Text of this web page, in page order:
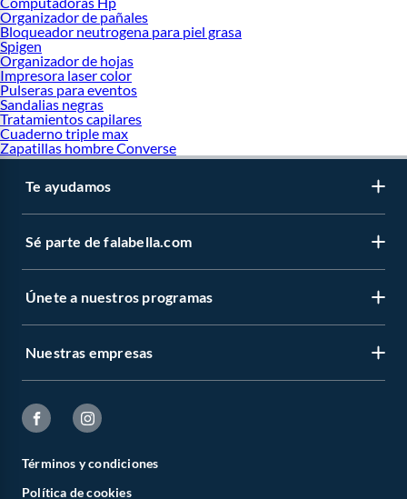
Organizador de pañales
Bloqueador neutrogena para piel grasa
Spigen
Organizador de hojas
Impresora laser color
Pulseras para eventos
Sandalias negras
Tratamientos capilares
Cuaderno triple max
Zapatillas hombre Converse
Te ayudamos
Sé parte de falabella.com
Únete a nuestros programas
Nuestras empresas
Términos y condiciones
Política de cookies